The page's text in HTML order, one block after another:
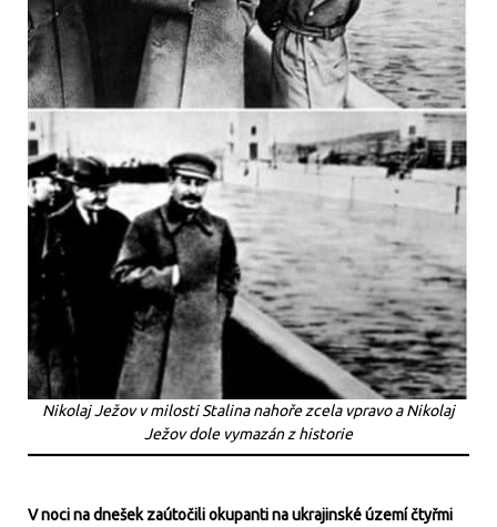
Nikolaj Ježov v milosti Stalina nahoře zcela vpravo a Nikolaj
Ježov dole vymazán z historie
V noci na dnešek zaútočili okupanti na ukrajinské území čtyřmi